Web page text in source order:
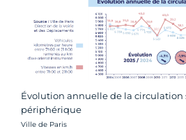
Évolution annuelle de la circulation
périphérique
Crédit photo :
Ville de Paris